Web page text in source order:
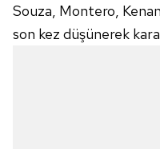
Souza, Montero,
son kez düşünerek